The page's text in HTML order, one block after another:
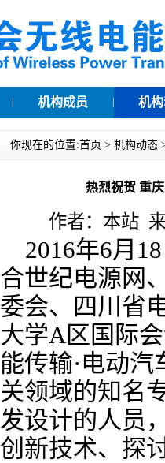
机构成员 机
你现在的位置:首页 > 机构动态
热烈祝贺 重
作者：本站
2016年6月
合世纪电源网
委会、四川省
大学A区国际
能传输·电动
关领域的知名
发设计的人员
创新技术、 探